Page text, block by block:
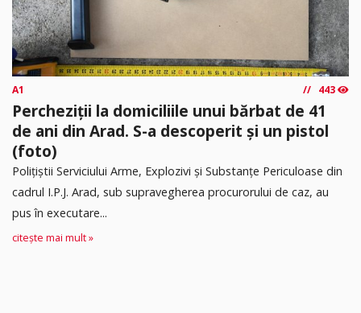
A1 443
Percheziții la domiciliile unui bărbat de 41
de ani din Arad. S-a descoperit și un pistol
(foto)
Polițiștii Serviciului Arme, Explozivi și Substanțe Periculoase din
cadrul I.P.J. Arad, sub supravegherea procurorului de caz, au
pus în executare...
citește mai mult »